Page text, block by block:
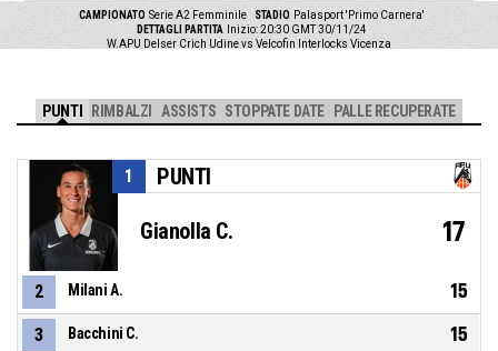
CAMPIONATO Serie A2 Femminile STADIO Palasport 'Primo Carnera'
DETTAGLI PARTITA
Inizio: 20:30 GMT 30/11/24
W.APU Delser Crich Udine vs Velcofin Interlocks Vicenza
PUNTI RIMBALZI ASSISTS STOPPATE DATE PALLE RECUPERATE
PUNTI
1
Gianolla C. 17
2 Milani A. 15
3 Bacchini C. 15